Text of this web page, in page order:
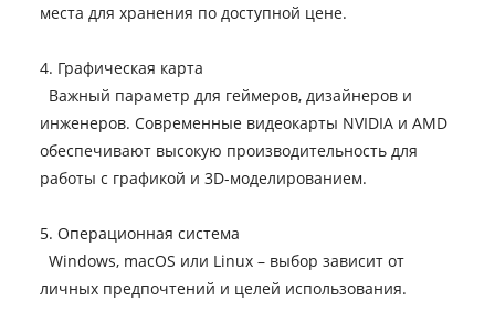
места для хранения по доступной цене.
4. Графическая карта
Важный параметр для геймеров, дизайнеров и
инженеров. Современные видеокарты NVIDIA и AMD
обеспечивают высокую производительность для
работы с графикой и 3D-моделированием.
5. Операционная система
Windows, macOS или Linux – выбор зависит от
личных предпочтений и целей использования.